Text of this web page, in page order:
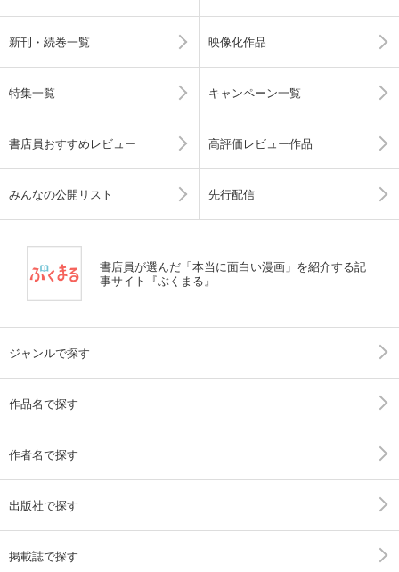
新刊・続巻一覧 映像化作品
特集一覧 キャンペーン一覧
書店員おすすめレビュー 高評価レビュー作品
みんなの公開リスト 先行配信
書店員が選んだ「本当に面白い漫画」を紹介する記
事サイト『ぶくまる』
ジャンルで探す
作品名で探す
作者名で探す
出版社で探す
掲載誌で探す